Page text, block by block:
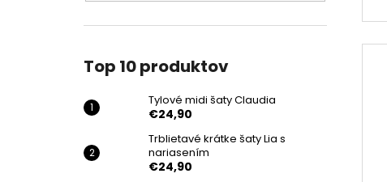
Top 10 produktov
Tylové midi šaty Claudia
€24,90
Trblietavé krátke šaty Lia s
nariasením
€24,90